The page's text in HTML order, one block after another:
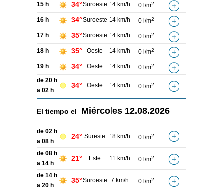
15 h 34°Suroeste 14 km/h 0 l/m2
16 h 34°Suroeste 14 km/h 0 l/m2
17 h 35°Suroeste 14 km/h 0 l/m2
18 h 35° Oeste 14 km/h 0 l/m2
19 h 34° Oeste 14 km/h 0 l/m2
de 20 h
a 02 h
34° Oeste 14 km/h 0 l/m2
El tiempo el Miércoles 12.08.2026
de 02 h
a 08 h
24° Sureste 18 km/h 0 l/m2
de 08 h
a 14 h
21° Este 11 km/h 0 l/m2
de 14 h
a 20 h
35°Suroeste 7 km/h 0 l/m2